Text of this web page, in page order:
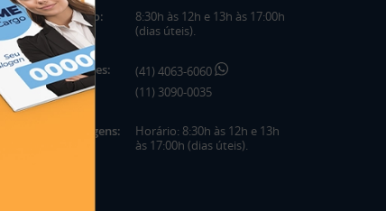
Horário:
8:30h às 12h e 13h às 17:00h
(dias úteis).
Telefones:
(41) 4063-6060
(11) 3090-0035
Mensagens:
Horário: 8:30h às 12h e 13h
às 17:00h (dias úteis).